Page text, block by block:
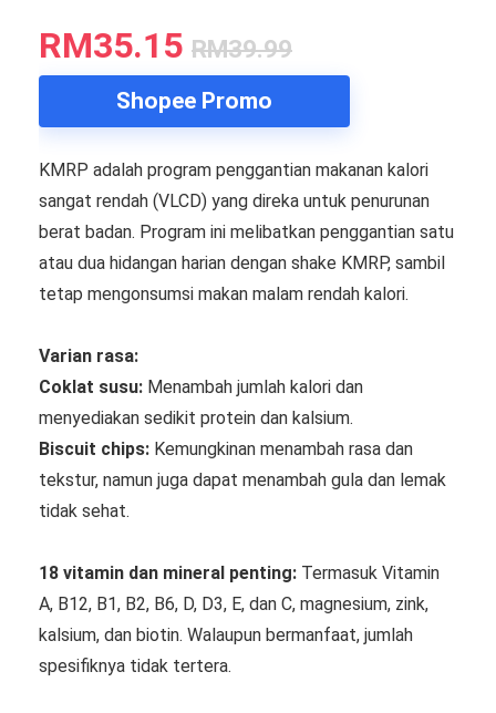
RM35.15 RM39.99
Shopee Promo
KMRP adalah program penggantian makanan kalori
sangat rendah (VLCD) yang direka untuk penurunan
berat badan. Program ini melibatkan penggantian satu
atau dua hidangan harian dengan shake KMRP, sambil
tetap mengonsumsi makan malam rendah kalori.
Varian rasa:
Coklat susu: Menambah jumlah kalori dan
menyediakan sedikit protein dan kalsium.
Biscuit chips: Kemungkinan menambah rasa dan
tekstur, namun juga dapat menambah gula dan lemak
tidak sehat.
18 vitamin dan mineral penting: Termasuk Vitamin
A, B12, B1, B2, B6, D, D3, E, dan C, magnesium, zink,
kalsium, dan biotin. Walaupun bermanfaat, jumlah
spesifiknya tidak tertera.